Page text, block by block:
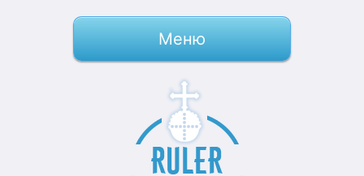
Меню